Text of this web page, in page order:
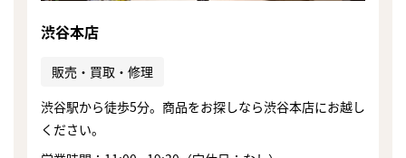
渋谷本店
販売・買取・修理
渋谷駅から徒歩5分。商品をお探しなら渋谷本店にお越し
ください。
まずは